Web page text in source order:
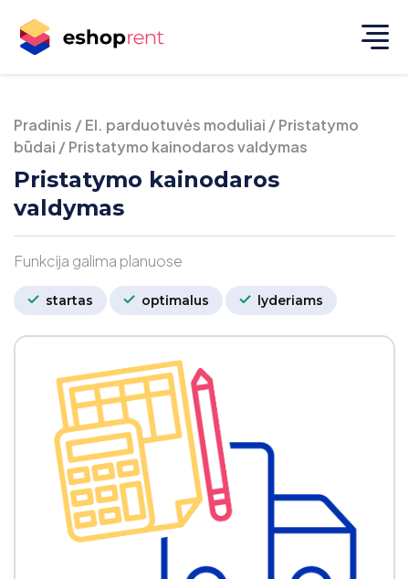
Pradinis /El. parduotuvės moduliai /Pristatymo
būdai /Pristatymo kainodaros valdymas
Pristatymo kainodaros
valdymas
Funkcija galima planuose
startas optimalus lyderiams